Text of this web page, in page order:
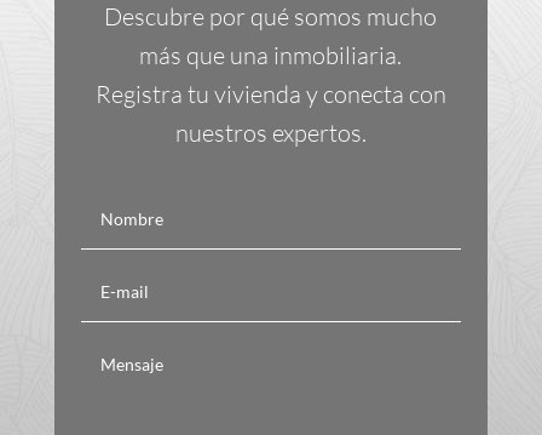
Descubre por qué somos mucho
más que una inmobiliaria.
Registra tu vivienda y conecta con
nuestros expertos.